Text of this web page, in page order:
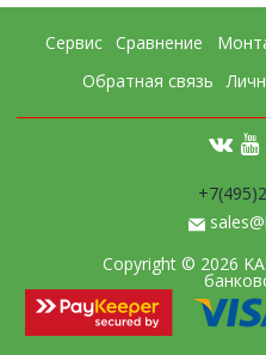
Сервис Сравнение
Обратная связь
Copyright © 2026